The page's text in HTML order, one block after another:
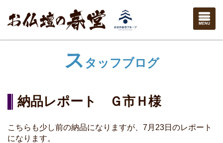
ス タッフブログ
納品レポート Ｇ市Ｈ様
こちらも少し前の納品になりますが、7月23日のレポート
になります。